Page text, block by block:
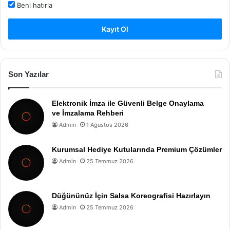
Beni hatırla
Kayıt Ol
Son Yazılar
Elektronik İmza ile Güvenli Belge Onaylama
ve İmzalama Rehberi
Admin 1 Ağustos 2026
Kurumsal Hediye Kutularında Premium Çözümler
Admin 25 Temmuz 2026
Düğününüz İçin Salsa Koreografisi Hazırlayın
Admin 25 Temmuz 2026